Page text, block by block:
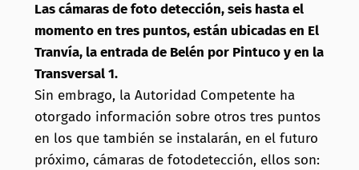
Las cámaras de foto detección, seis hasta el
momento en tres puntos, están ubicadas en El
Tranvía, la entrada de Belén por Pintuco y en la
Transversal 1.
Sin embrago, la Autoridad Competente ha
otorgado información sobre otros tres puntos
en los que también se instalarán, en el futuro
próximo, cámaras de fotodetección, ellos son: